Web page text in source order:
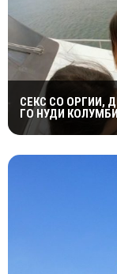
СЕКС СО ОРГИИ,
ГО НУДИ